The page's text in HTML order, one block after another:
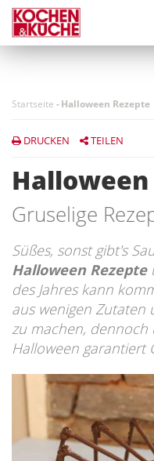
Direkt
zum
Inhalt
Startseite -Halloween Rezepte
DRUCKEN TEILEN
Gruselige
Süßes, sonst gibt's
Halloween Rezepte
des Jahres kann
aus wenigen Zutaten
zu machen, dennoch
Halloween garantiert